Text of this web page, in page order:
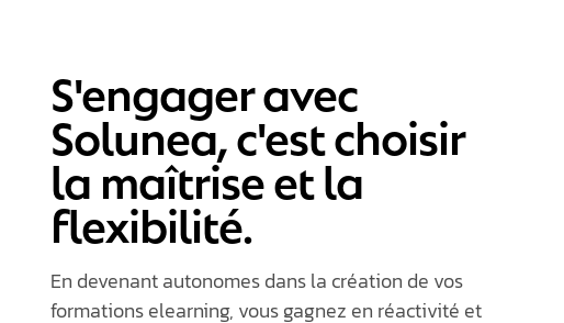
S'engager avec
Solunea, c'est choisir
la maîtrise et la
flexibilité.
En devenant autonomes dans la création de vos
formationselearning, vous gagnez en réactivité et